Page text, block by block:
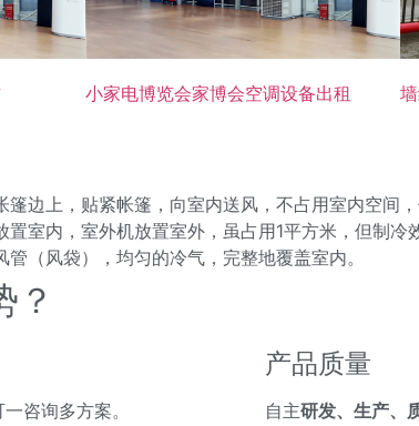
小家电博览会家博会空调设备出租
篷边上，贴紧帐篷，向室内送风，不占用室内空间
置室内，室外机放置室外，虽占用1平方米，但制冷
管（风袋），均匀的冷气，完整地覆盖室内。
？
咨询多方案。
产品质量
自主研发、生产、